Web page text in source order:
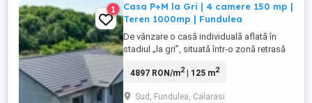
1
Casa P+M la Gri | 4 camere 150 mp |
Teren 1000mp | Fundulea
De vânzare o casă individuală aflată în
stadiul „la gri”, situată într-o zonă retrasă
mare avantaj al acestei proprietăți este
curții, oferind un aer curat, intimitate totală
4897 RON/m2| 125 m2
Sud, Fundulea, Calarasi